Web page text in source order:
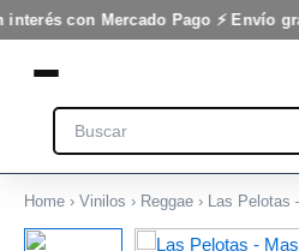
con Mercado Pago ⚡ Envío
Ir
al
contenido
Search
Home › Vinilos › Reggae › Las Pelotas